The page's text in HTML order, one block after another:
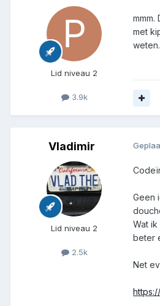
Lid niveau 2
3.9k
met
Vladimir
Lid niveau 2
2.5k
Geen
Wat
beter
Net